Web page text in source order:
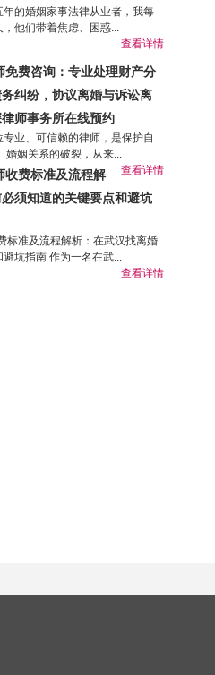
的婚姻家事法律从业者，我每
他们带着焦虑、困惑...
查看详情
费咨询：专业处理财产分
纠纷，协议离婚与诉讼离
师事务所在线预约
业、可信赖的律师，是保护自
姻关系的破裂，从来...
查看详情
收费标准及流程解
须知道的关键要点和避坑
标准及流程解析：在武汉找离婚
坑指南 作为一名在武...
查看详情